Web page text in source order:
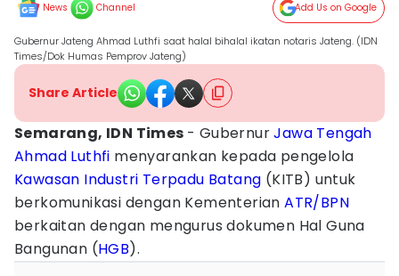
News Channel Add Us on Google
Gubernur Jateng Ahmad Luthfi saat halal bihalal ikatan notaris Jateng. (IDN
Times/Dok Humas Pemprov Jateng)
Share Article
Semarang, IDN Times - GubernurJawa Tengah
Ahmad Luthfi menyarankan kepada pengelola
Kawasan Industri Terpadu Batang (KITB) untuk
berkomunikasi dengan KementerianATR/BPN
berkaitan dengan mengurus dokumen Hal Guna
Bangunan (HGB).